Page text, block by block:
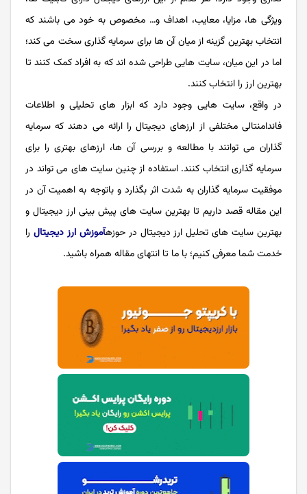
ویژگی ها، مزایا، معایب، اهداف و… مخصوص به خود می باشند که
انتخاب بهترین گزینه از میان آن ها برای سرمایه گذاری سخت می کند؛
اما در این میان، سایت هایی طراحی شده اند که به افراد کمک کنند تا
بهترین ارز را انتخاب کنند.
در واقع، سایت هایی وجود دارد که ابزار های تحلیلی و اطلاعات
فاندامنتالی مختلفی از ارزهای دیجیتال را ارائه می دهند که سرمایه
گذاران می توانند با مطالعه و بررسی آن ها، ارزهای بهتری را برای
سرمایه گذاری انتخاب کنند. استفاده از چنین سایت های می تواند در
موفقیت سرمایه گذاران به شدت اثر بگذارد و باتوجه به اهمیت آن در
این مقاله قصد داریم تا بهترین سایت های پیش بینی ارز دیجیتال و
بهترین سایت های تحلیل ارز دیجیتال در حوزهآموزش ارز دیجیتال را
خدمت شما معرفی کنیم؛ با ما تا انتهای مقاله همراه باشید.